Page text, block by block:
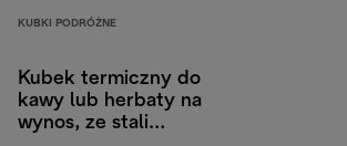
KUBKI PODRÓŻNE
Kubek termiczny do
kawy lub herbaty na
wynos, ze stali